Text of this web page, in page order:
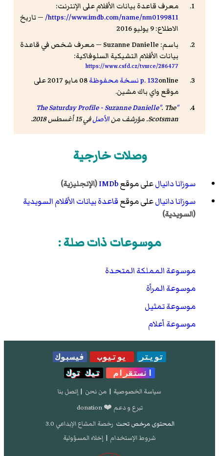
معرف قاعدة بيانات الأفلام على الإنترنت:
https://www.imdb.com/name/nm0199811/ — تاريخ
الاطلاع: 9 يوليو 2016
باسم: Suzanne Danielle — معرف شخص في قاعدة
بيانات الأفلام التشيكية السلوفاكية:
https://www.csfd.cz/tvurce/286477
p. 132online نسخة محفوظة
08 مايو 2017 على
موقع واي باك مشين.
"The Saturday Profile - Suzanne Danielle"
. The
Scotsman. مؤرشف منالأصلفي 15 أغسطس 2018 .
وصلات خارجية
سوزانا دانيالعلى موقعIMDb(الإنجليزية)
سوزانا دانيالعلى موقعقاعدة بيانات الأفلام السويدية
(السويدية)
موسوعات ذات صلة :
موسوعة المملكة المتحدة
موسوعة المرأة
موسوعة تمثيل
موسوعة أعلام
تويتر يوتيوب
فيسبوك
انستقرام
تيك توك
سياسة الخصوصية | من نحن | إتصل بنا
تبرع و دعم ❤️ donation
المحتوى مرخص تحت رخصة المشاع الإبداعي 3.0
شروط الإستخدام | إخلاء المسؤولية